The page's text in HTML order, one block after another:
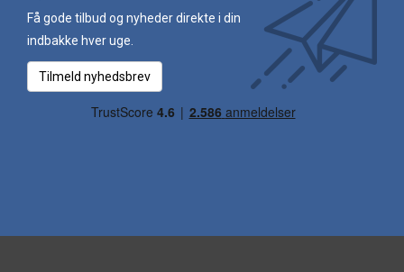
Få gode tilbud og nyheder direkte i din
indbakke hver uge.
Tilmeld nyhedsbrev